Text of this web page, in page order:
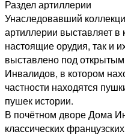
Раздел артиллерии
Унаследовавший
артиллерии выставляет в
настоящие орудия, так и
выставлено под
Инвалидов, в котором
частности находятся
пушек истории.
В почётном дворе Дома
классических